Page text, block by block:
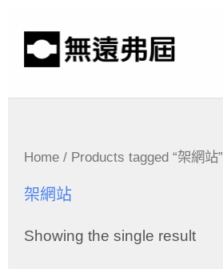
Home / Products tagged “架網站”
架網站
Showing the single result